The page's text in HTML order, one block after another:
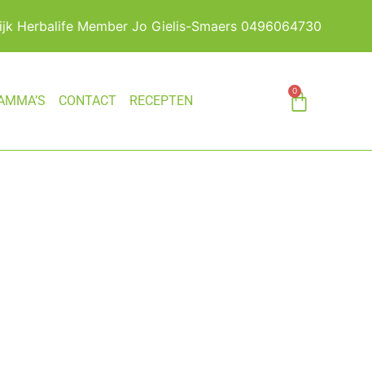
Herbalife Member Jo Gielis-Smaers 0496064730
CONTACT RECEPTEN
0